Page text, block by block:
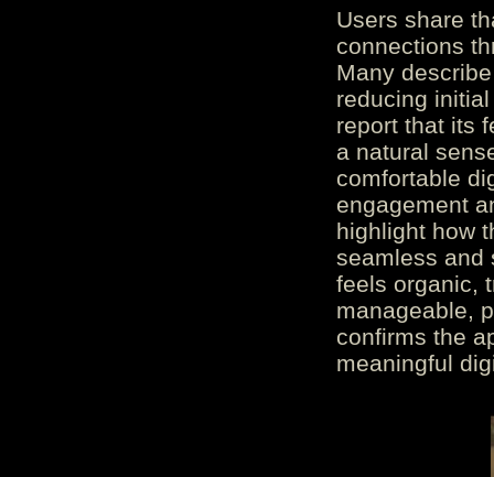
Users share
connections
Many
reducing
report that its
a natural
comfortable
engagement
highlight how
seamless and
feels organic,
manageable,
confirms the
meaningful